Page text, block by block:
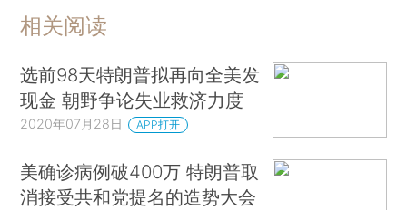
相关阅读
选前98天特朗普拟再向全美发
现金 朝野争论失业救济力度
2020年07月28日 APP打开
美确诊病例破400万 特朗普取
消接受共和党提名的造势大会